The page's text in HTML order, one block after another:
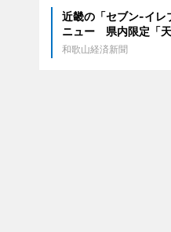
近畿の「セブン-イレ
ニュー 県内限定「
和歌山経済新聞